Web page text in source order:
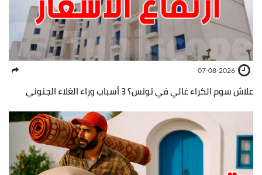
07-08-2026
علاش سوم الكراء غالي في تونس؟ 3 أسباب وراء الغلاء الجنوني